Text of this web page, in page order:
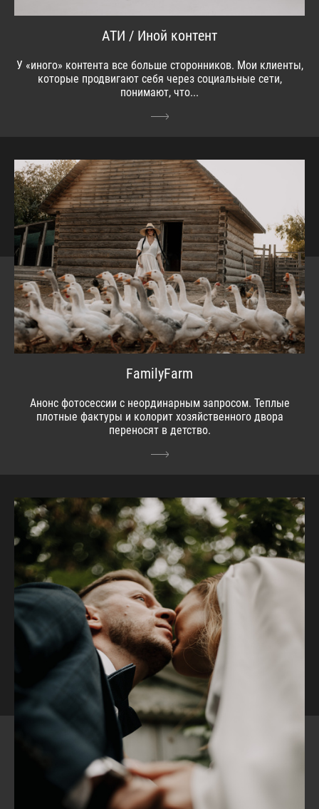
АТИ / Иной контент
У «иного» контента все больше сторонников. Мои клиенты,
которые продвигают себя через социальные сети,
понимают, что...
FamilyFarm
Анонс фотосессии с неординарным запросом. Теплые
плотные фактуры и колорит хозяйственного двора
переносят в детство.